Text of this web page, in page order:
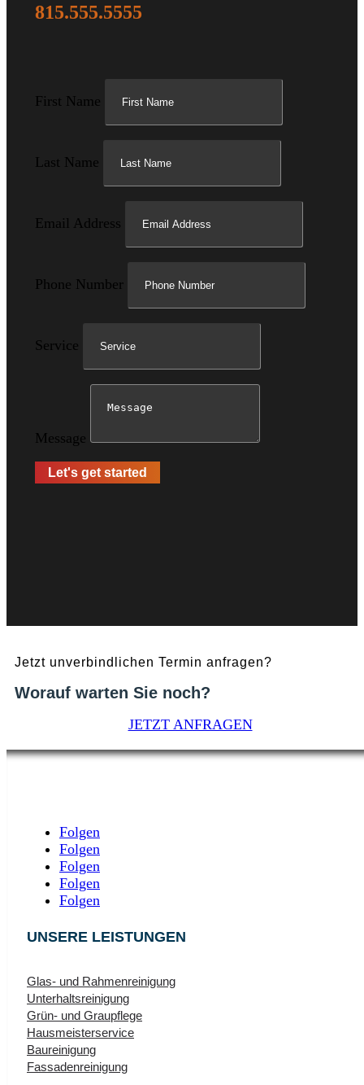
815.555.5555
First Name
Last Name
Email Address
Phone Number
Service
Message
Let's get started
Jetzt unverbindlichen Termin anfragen?
Worauf warten Sie noch?
JETZT ANFRAGEN
Folgen
Folgen
Folgen
Folgen
Folgen
UNSERE LEISTUNGEN
Glas‑ und Rahmenreinigung
Unterhaltsreinigung
Grün- und Graupflege
Hausmeisterservice
Baureinigung
Fassadenreinigung